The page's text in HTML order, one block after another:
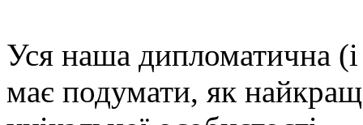
Уся наша дипломатична (і
має подумати, як